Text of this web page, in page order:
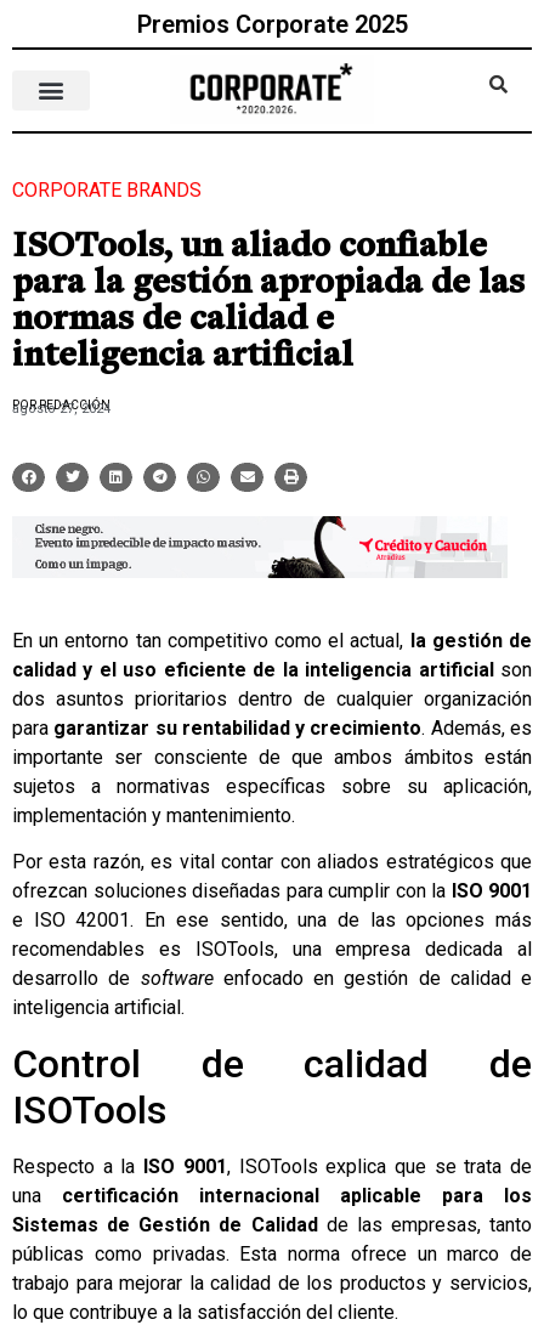
Premios Corporate 2025
CORPORATE BRANDS
ISOTools, un aliado confiable
para la gestión apropiada de las
normas de calidad e
inteligencia artificial
POR REDACCIÓN
agosto 27, 2024
En un entorno tan competitivo como el actual, la gestión de
calidad y el uso eficiente de la inteligencia artificial son
dos asuntos prioritarios dentro de cualquier organización
para garantizar su rentabilidad y crecimiento. Además, es
importante ser consciente de que ambos ámbitos están
sujetos a normativas específicas sobre su aplicación,
implementación y mantenimiento.
Por esta razón, es vital contar con aliados estratégicos que
ofrezcan soluciones diseñadas para cumplir con la ISO 9001
e ISO 42001. En ese sentido, una de las opciones más
recomendables es ISOTools, una empresa dedicada al
desarrollo de software enfocado en gestión de calidad e
inteligencia artificial.
Control de calidad de
ISOTools
Respecto a la ISO 9001, ISOTools explica que se trata de
una certificación internacional aplicable para los
Sistemas de Gestión de Calidadde las empresas, tanto
públicas como privadas. Esta norma ofrece un marco de
trabajo para mejorar la calidad de los productos y servicios,
lo que contribuye a la satisfacción del cliente.